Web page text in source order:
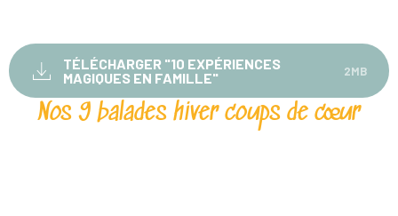
TÉLÉCHARGER "10 EXPÉRIENCES
MAGIQUES EN FAMILLE"
2MB
Nos 9 balades hiver coups de cœur